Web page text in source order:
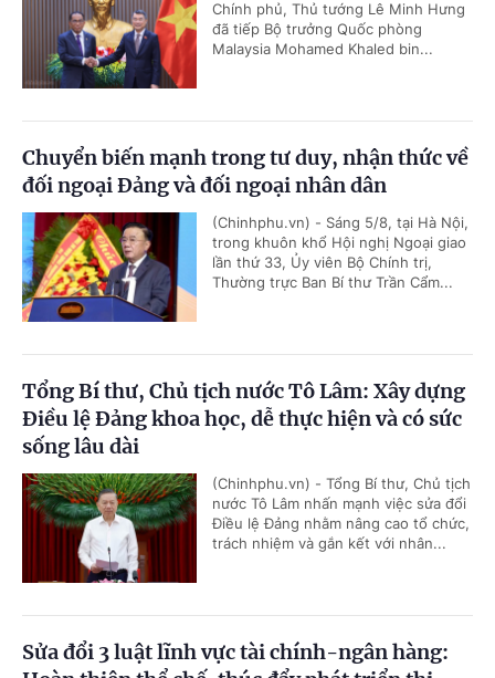
Chính phủ, Thủ tướng Lê Minh Hưng
đã tiếp Bộ trưởng Quốc phòng
Malaysia Mohamed Khaled bin...
Chuyển biến mạnh trong tư duy, nhận thức về
đối ngoại Đảng và đối ngoại nhân dân
(Chinhphu.vn) - Sáng 5/8, tại Hà Nội,
trong khuôn khổ Hội nghị Ngoại giao
lần thứ 33, Ủy viên Bộ Chính trị,
Thường trực Ban Bí thư Trần Cẩm...
Tổng Bí thư, Chủ tịch nước Tô Lâm: Xây dựng
Điều lệ Đảng khoa học, dễ thực hiện và có sức
sống lâu dài
(Chinhphu.vn) - Tổng Bí thư, Chủ tịch
nước Tô Lâm nhấn mạnh việc sửa đổi
Điều lệ Đảng nhằm nâng cao tổ chức,
trách nhiệm và gắn kết với nhân...
Sửa đổi 3 luật lĩnh vực tài chính-ngân hàng: